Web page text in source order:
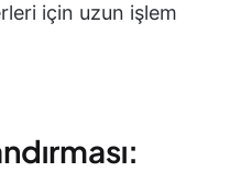
için uzun işlem